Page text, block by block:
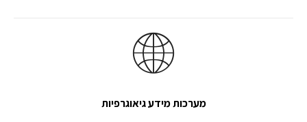
מערכות מידע גיאוגרפיות